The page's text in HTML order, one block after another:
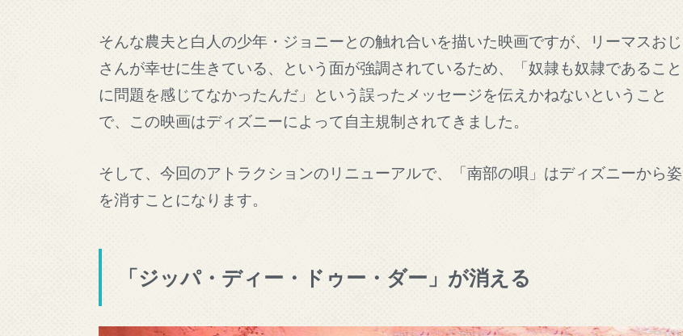
そんな農夫と白人の少年・ジョニーとの触れ合いを描いた映画ですが、リーマスおじ
さんが幸せに生きている、という面が強調されているため、「奴隷も奴隷であること
に問題を感じてなかったんだ」という誤ったメッセージを伝えかねないということ
で、この映画はディズニーによって自主規制されてきました。
そして、今回のアトラクションのリニューアルで、「南部の唄」はディズニーから姿
を消すことになります。
「ジッパ・ディー・ドゥー・ダー」が消える